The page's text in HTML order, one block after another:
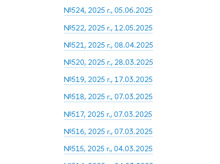
№524, 2025 г., 05.06.2025
№522, 2025 г., 12.05.2025
№521, 2025 г., 08.04.2025
№520, 2025 г., 28.03.2025
№519, 2025 г., 17.03.2025
№518, 2025 г., 07.03.2025
№517, 2025 г., 07.03.2025
№516, 2025 г., 07.03.2025
№515, 2025 г., 04.03.2025